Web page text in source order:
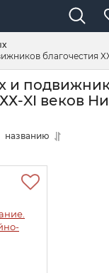
благочестия
и
XI веков
названию